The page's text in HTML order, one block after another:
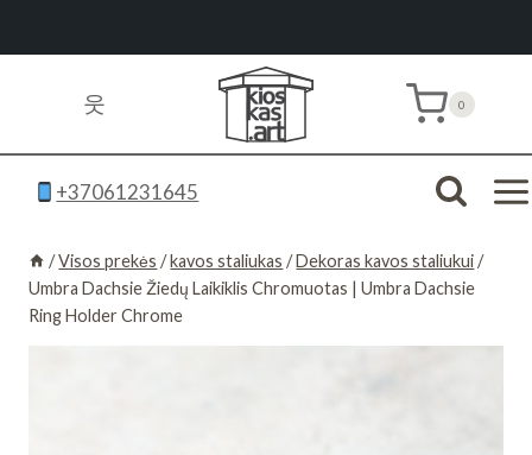
웃 0
+37061231645
/Visos prekės /kavos staliukas /Dekoras kavos staliukui /
Umbra Dachsie Žiedų Laikiklis Chromuotas | Umbra Dachsie
Ring Holder Chrome